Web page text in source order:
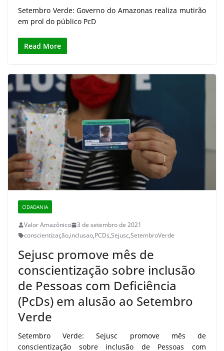
Setembro Verde: Governo do Amazonas realiza mutirão
em prol do público PcD
Read More
CIDADANIA
Valor Amazônico
3 de setembro de 2021
conscientização,inclusao,PCDs,Sejusc,SetembroVerde
Sejusc promove mês de
conscientização sobre inclusão
de Pessoas com Deficiência
(PcDs) em alusão ao Setembro
Verde
Setembro Verde: Sejusc promove mês de
conscientização sobre inclusão de Pessoas com